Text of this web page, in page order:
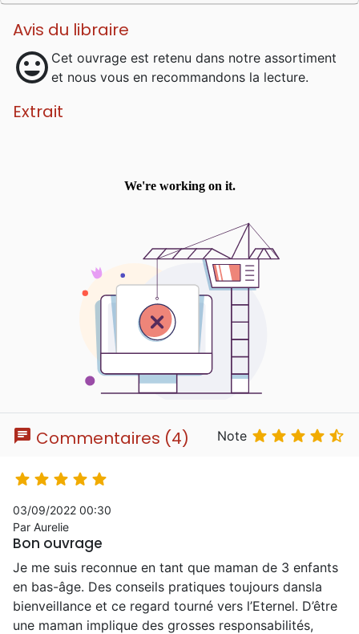
Avis du libraire
mood Cet ouvrage est retenu dans notre assortiment
et nous vous en recommandons la lecture.
Extrait
chat Commentaires (4) Note     
    
03/09/2022 00:30
Par Aurelie
Bon ouvrage
Je me suis reconnue en tant que maman de 3 enfants
en bas-âge. Des conseils pratiques toujours dansla
bienveillance et ce regard tourné vers l’Eternel. D’être
une maman implique des grosses responsabilités,